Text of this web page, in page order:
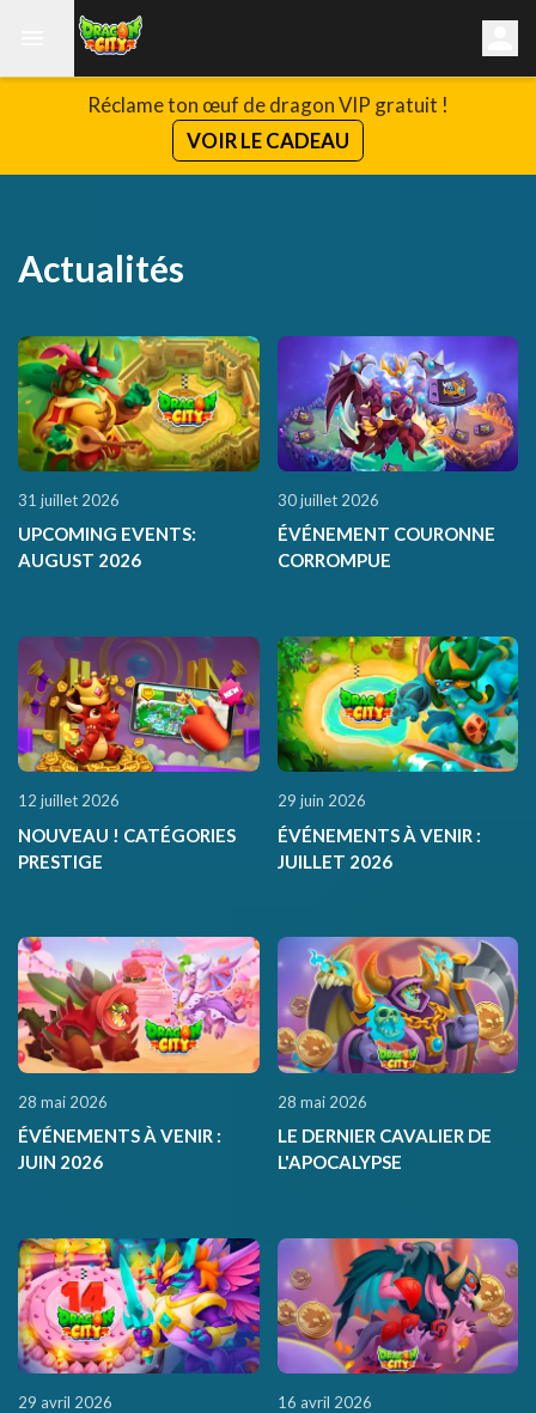
Réclame ton œuf de dragon VIP gratuit !
VOIR LE CADEAU
Actualités
31 juillet 2026
UPCOMING EVENTS:
AUGUST 2026
30 juillet 2026
ÉVÉNEMENT COURONNE
CORROMPUE
12 juillet 2026
NOUVEAU ! CATÉGORIES
PRESTIGE
29 juin 2026
ÉVÉNEMENTS À VENIR :
JUILLET 2026
28 mai 2026
ÉVÉNEMENTS À VENIR :
JUIN 2026
28 mai 2026
LE DERNIER CAVALIER DE
L'APOCALYPSE
29 avril 2026 16 avril 2026